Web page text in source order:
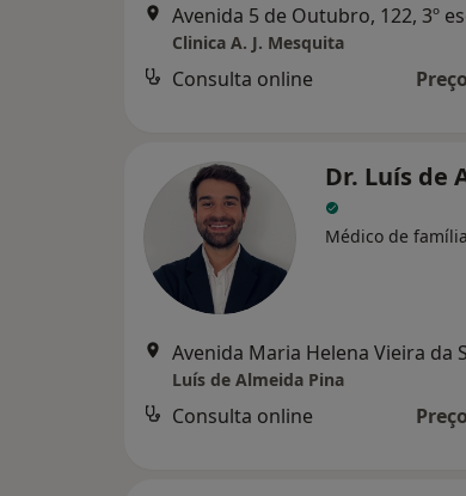
Clinica A. J. Mesquita
Consulta online
Dr. Luís de
Médico de família
Luís de Almeida Pina
Consulta online